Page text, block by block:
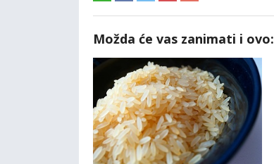
Možda će vas zanimati i ovo: